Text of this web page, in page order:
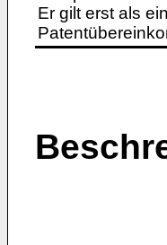
Er gilt erst als